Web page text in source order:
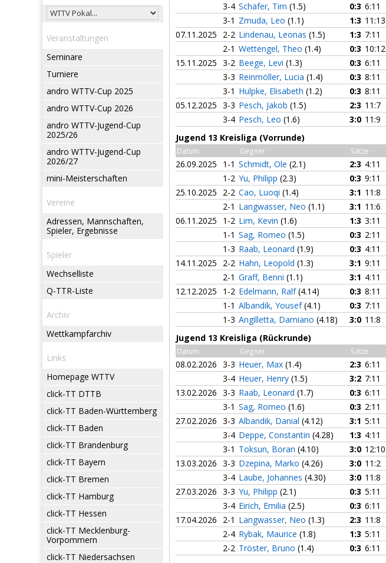
Veranstaltungen
Seminare
Turniere
andro WTTV-Cup 2025
andro WTTV-Cup 2026
andro WTTV-Jugend-Cup
2025/26
andro WTTV-Jugend-Cup
2026/27
mini-Meisterschaften
Vereine
Adressen, Mannschaften,
Spieler, Ergebnisse
Spieler
Wechselliste
Q-TTR-Liste
Archiv
Wettkampfarchiv
Links
Homepage WTTV
click-TT DTTB
click-TT Baden-Württemberg
click-TT Baden
click-TT Brandenburg
click-TT Bayern
click-TT Bremen
click-TT Hamburg
click-TT Hessen
click-TT Mecklenburg-
Vorpommern
click-TT Niedersachsen
3-4 Schäfer, Tim (1.5) 0:3 6:11
3-1 Zmuda, Leo (1.1) 1:3 11:13
07.11.2025
2-2 Lindenau, Leonas (1.5) 1:3 7:11
2-1 Wettengel, Theo (1.4) 0:3 10:12
15.11.2025 3-2 Beege, Levi (1.3) 0:3 6:11
3-3 Reinmöller, Lucia (1.4) 0:3 8:11
3-1 Hulpke, Elisabeth (1.2) 0:3 8:11
05.12.2025 3-3 Pesch, Jakob (1.5) 2:3 11:7
3-4 Pesch, Leo (1.6) 3:0 11:9
Jugend 13 Kreisliga (Vorrunde)
Datum Gegner Sätze
26.09.2025 1-1 Schmidt, Ole (2.1) 2:3 4:11
1-2 Yu, Philipp (2.3) 0:3 9:11
25.10.2025
2-2 Cao, Luoqi (1.4) 3:1 11:8
2-1 Langwasser, Neo (1.1) 3:1 11:6
06.11.2025
1-2 Lim, Kevin (1.6) 1:3 3:11
1-1 Sag, Romeo (1.5) 0:3 2:11
1-3 Raab, Leonard (1.9) 0:3 4:11
14.11.2025
2-2 Hahn, Leopold (1.3) 3:1 9:11
2-1 Graff, Benni (1.1) 3:1 4:11
12.12.2025
1-2 Edelmann, Ralf(4.14) 0:3 8:11
1-1 Albandik, Yousef(4.1) 0:3 7:11
1-3 Angilletta, Damiano (4.18) 3:0 11:8
Jugend 13 Kreisliga (Rückrunde)
Datum Gegner Sätze
08.02.2026 3-3 Heuer, Max (1.4) 2:3 6:11
3-4 Heuer, Henry (1.5) 3:2 7:11
13.02.2026 3-3 Raab, Leonard (1.7) 0:3 6:11
3-1 Sag, Romeo (1.6) 0:3 2:11
27.02.2026 3-3 Albandik, Danial (4.12) 3:1 5:11
3-4 Deppe, Constantin (4.28) 1:3 4:11
3-1 Toksun, Boran (4.10) 3:0 12:10
13.03.2026 3-3 Dzepina, Marko (4.26) 3:0 11:2
3-4 Laube, Johannes (4.30) 3:0 11:8
27.03.2026 3-3 Yu, Philipp (2.1) 0:3 5:11
3-4 Eirich, Emilia (2.5) 0:3 6:11
17.04.2026
2-1 Langwasser, Neo (1.3) 2:3 11:8
2-4 Rybak, Maurice (1.8) 1:3 5:11
2-2 Tröster, Bruno (1.4) 0:3 6:11